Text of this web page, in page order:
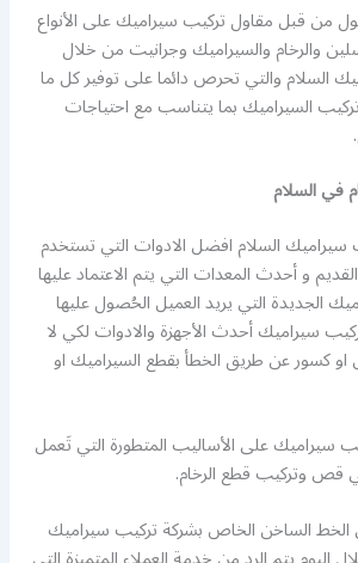
من قبل مقاول تركيب سيراميك على الأنواع
والرخام والسيراميك وجرانيت من خلال
السلام والتي تحرص دائما على توفير كل ما
السيراميك بما يتناسب مع احتياجات
في السلام
السلام افضل الادوات التي تستخدم
و أحدث المعدات التي يتم الاعتماد عليها
الجديدة التي يريد العميل الحُصول عليها
سيراميك أحدث الأجهزة والادوات لكي لا
عن طريق الخطأ بقطع السيراميك او
سيراميك على الأساليب المتطورة التي تَعمل
قص وتركيب قطع الرخام.
الساخن الخاص بشركة تركيب سيراميك